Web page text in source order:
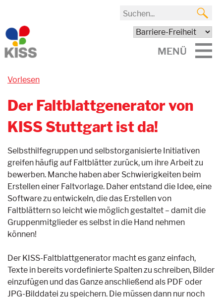
MENÜ
Vorlesen
Der Faltblattgenerator von
KISS Stuttgart ist da!
Selbsthilfegruppen und selbstorganisierte Initiativen
greifen häufig auf Faltblätter zurück, um ihre Arbeit zu
bewerben. Manche haben aber Schwierigkeiten beim
Erstellen einer Faltvorlage. Daher entstand die Idee, eine
Software zu entwickeln, die das Erstellen von
Faltblättern so leicht wie möglich gestaltet – damit die
Gruppenmitglieder es selbst in die Hand nehmen
können!
Der KISS-Faltblattgenerator macht es ganz einfach,
Texte in bereits vordefinierte Spalten zu schreiben, Bilder
einzufügen und das Ganze anschließend als PDF oder
JPG-Bilddatei zu speichern. Die müssen dann nur noch